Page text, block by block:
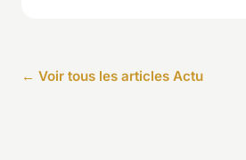
← Voir tous les articles Actu